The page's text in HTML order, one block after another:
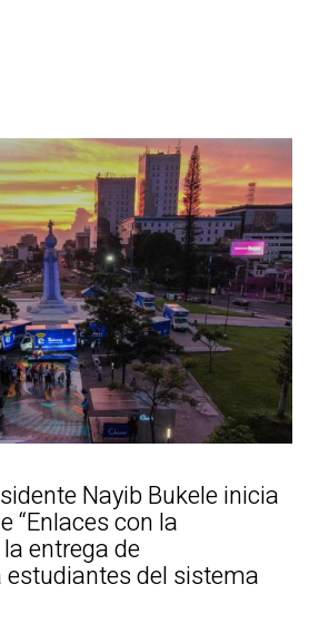
Nayib Bukele inicia
“Enlaces con la
entrega de
del sistema